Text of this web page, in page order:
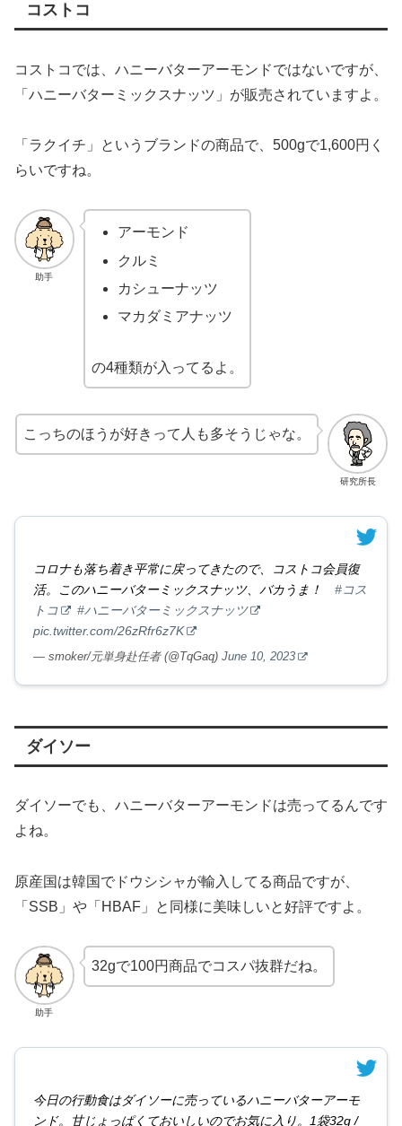
コストコ
コストコでは、ハニーバターアーモンドではないですが、
「ハニーバターミックスナッツ」が販売されていますよ。
「ラクイチ」というブランドの商品で、500gで1,600円く
らいですね。
助手
アーモンド
クルミ
カシューナッツ
マカダミアナッツ
の4種類が入ってるよ。
研究所長
こっちのほうが好きって人も多そうじゃな。
コロナも落ち着き平常に戻ってきたので、コストコ会員復
活。このハニーバターミックスナッツ、バカうま！ #コス
トコ
#ハニーバターミックスナッツ
pic.twitter.com/26zRfr6z7K
— smoker/元単身赴任者 (@TqGaq) June 10, 2023
ダイソー
ダイソーでも、ハニーバターアーモンドは売ってるんです
よね。
原産国は韓国でドウシシャが輸入してる商品ですが、
「SSB」や「HBAF」と同様に美味しいと好評ですよ。
助手
32gで100円商品でコスパ抜群だね。
今日の行動食はダイソーに売っているハニーバターアーモ
ンド。甘じょっぱくておいしいのでお気に入り。1袋32g /